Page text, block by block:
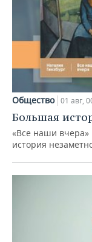
Общество 01 авг,
Большая
«Все наши вчера»
история